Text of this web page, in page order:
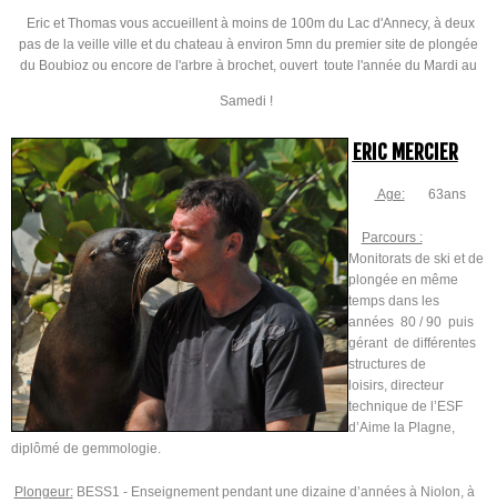
Eric et Thomas vous accueillent à moins de 100m du Lac d'Annecy, à deux
pas de la veille ville et du chateau à environ 5mn du premier site de plongée
du Boubioz ou encore de l'arbre à brochet, ouvert toute l'année du Mardi au
Samedi !
ERIC MERCIER
Age:63ans
Parcours :
Monitorats de ski et de
plongée en même
temps dans les
années 80 / 90 puis
gérant de différentes
structures de
loisirs, directeur
technique de l’ESF
d’Aime la Plagne,
diplômé de gemmologie.
Plongeur: BESS1 - Enseignement pendant une dizaine d’années à Niolon, à